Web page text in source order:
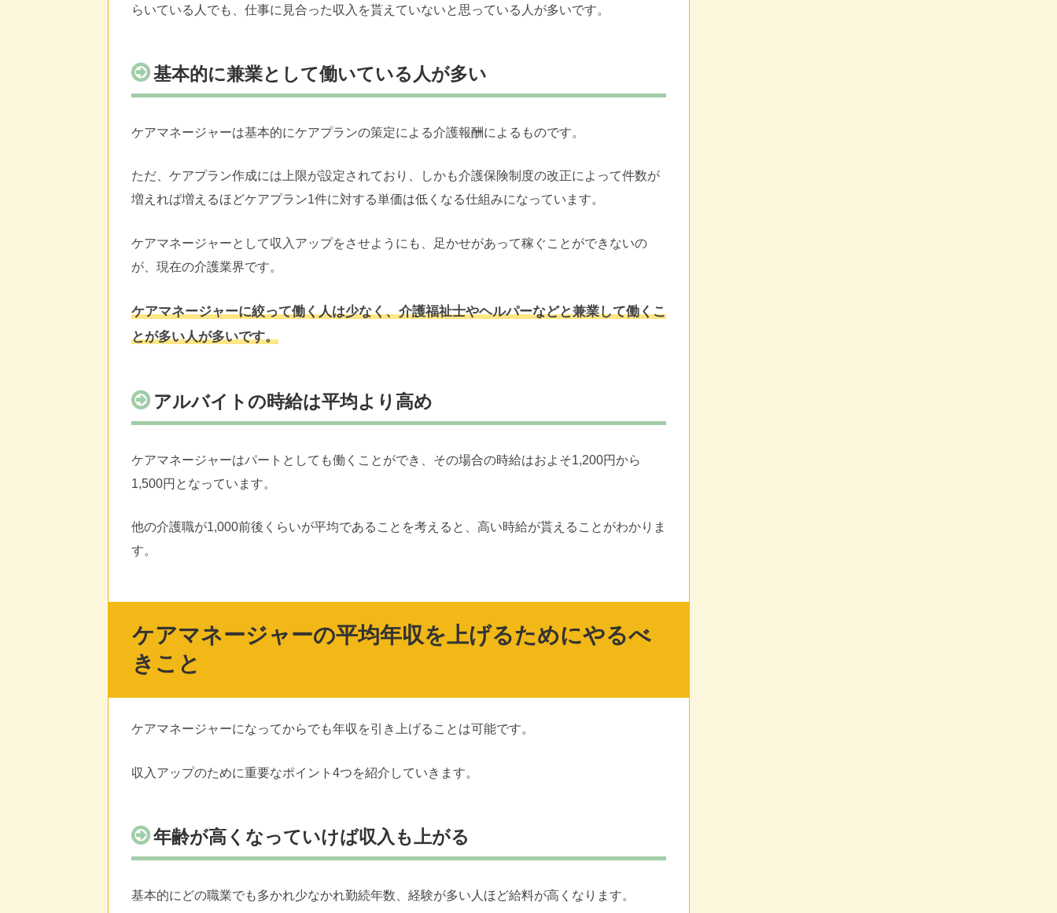
らいている人でも、仕事に見合った収入を貰えていないと思っている人が多いです。
基本的に兼業として働いている人が多い
ケアマネージャーは基本的にケアプランの策定による介護報酬によるものです。
ただ、ケアプラン作成には上限が設定されており、しかも介護保険制度の改正によって件数が
増えれば増えるほどケアプラン1件に対する単価は低くなる仕組みになっています。
ケアマネージャーとして収入アップをさせようにも、足かせがあって稼ぐことができないの
が、現在の介護業界です。
ケアマネージャーに絞って働く人は少なく、介護福祉士やヘルパーなどと兼業して働くこ
とが多い人が多いです。
アルバイトの時給は平均より高め
ケアマネージャーはパートとしても働くことができ、その場合の時給はおよそ1,200円から
1,500円となっています。
他の介護職が1,000前後くらいが平均であることを考えると、高い時給が貰えることがわかりま
す。
ケアマネージャーの平均年収を上げるためにやるべ
きこと
ケアマネージャーになってからでも年収を引き上げることは可能です。
収入アップのために重要なポイント4つを紹介していきます。
年齢が高くなっていけば収入も上がる
基本的にどの職業でも多かれ少なかれ勤続年数、経験が多い人ほど給料が高くなります。